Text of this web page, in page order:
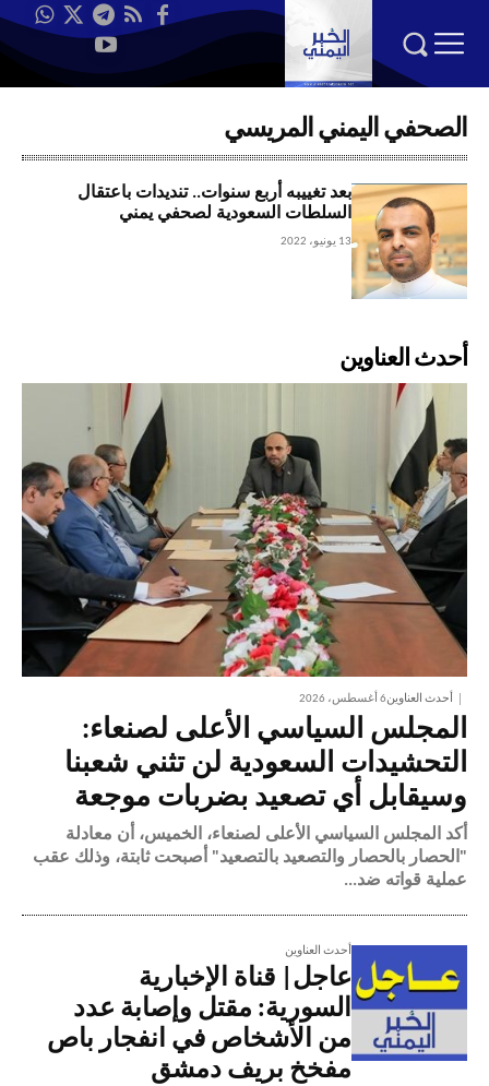
الصحفي اليمني المريسي
بعد تغييبه أربع سنوات.. تنديدات باعتقال
السلطات السعودية لصحفي يمني
13 يونيو، 2022
أحدث العناوين
أحدث العناوين6 أغسطس، 2026
المجلس السياسي الأعلى لصنعاء:
التحشيدات السعودية لن تثني شعبنا
وسيقابل أي تصعيد بضربات موجعة
أكد المجلس السياسي الأعلى لصنعاء، الخميس، أن معادلة
"الحصار بالحصار والتصعيد بالتصعيد" أصبحت ثابتة، وذلك عقب
عملية قواته ضد...
أحدث العناوين
عاجل| قناة الإخبارية
السورية: مقتل وإصابة عدد
من الأشخاص في انفجار باص
مفخخ بريف دمشق